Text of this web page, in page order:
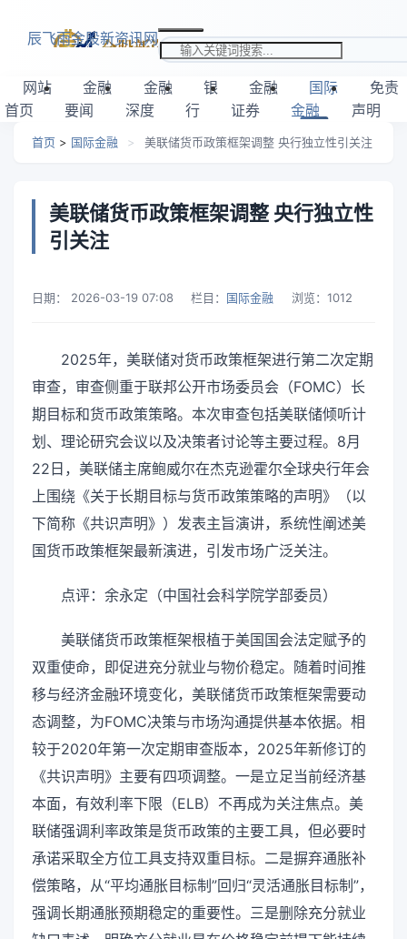
辰飞雨金股新资讯网
搜索关键词
网站
首页
金融
要闻
金融
深度
银
行
金融
证券
国际
金融
免责
声明
首页 > 国际金融 > 美联储货币政策框架调整 央行独立性引关注
美联储货币政策框架调整 央行独立性
引关注
日期： 2026-03-19 07:08 栏目： 国际金融 浏览： 1012
2025年，美联储对货币政策框架进行第二次定期
审查，审查侧重于联邦公开市场委员会（FOMC）长
期目标和货币政策策略。本次审查包括美联储倾听计
划、理论研究会议以及决策者讨论等主要过程。8月
22日，美联储主席鲍威尔在杰克逊霍尔全球央行年会
上围绕《关于长期目标与货币政策策略的声明》（以
下简称《共识声明》）发表主旨演讲，系统性阐述美
国货币政策框架最新演进，引发市场广泛关注。
点评：余永定（中国社会科学院学部委员）
美联储货币政策框架根植于美国国会法定赋予的
双重使命，即促进充分就业与物价稳定。随着时间推
移与经济金融环境变化，美联储货币政策框架需要动
态调整，为FOMC决策与市场沟通提供基本依据。相
较于2020年第一次定期审查版本，2025年新修订的
《共识声明》主要有四项调整。一是立足当前经济基
本面，有效利率下限（ELB）不再成为关注焦点。美
联储强调利率政策是货币政策的主要工具，但必要时
承诺采取全方位工具支持双重目标。二是摒弃通胀补
偿策略，从“平均通胀目标制”回归“灵活通胀目标制”，
强调长期通胀预期稳定的重要性。三是删除充分就业